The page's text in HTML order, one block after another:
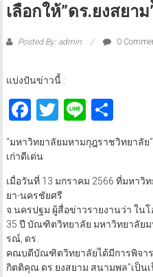
เลือกให้”ดร.ยงสยา
Posted By: admin 0
แบ่งปันข่าวนี้ :
Facebook
Twitter
Line
“มหาวิทยาลัยมหามกุฎราชวิทยาลัย
เก่าดีเด่น
เมื่อวันที่ 13 มกราคม 2566 ที่มหาวิ
ยา-นครชัยศรี
จ.นครปฐม ผู้สื่อข่าวรายงานว่า ใน
35 ปี บัณฑิตวิทยาลัย มหาวิทยาลัย
รณ์, ดร.
คณบดีบัณฑิตวิทยาลัยได้มีการพิจาร
กิตติคุณ ดร.ยงสยาม สนามพล”เป็น